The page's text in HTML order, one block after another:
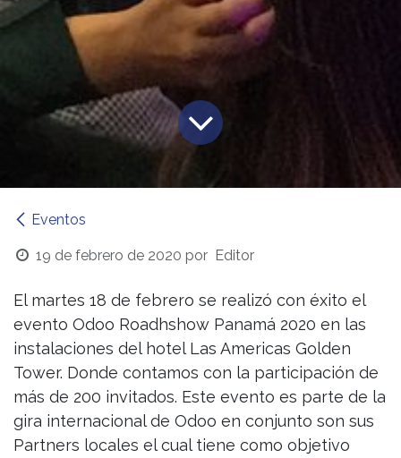
Eventos
19 de febrero de 2020 por Editor
El martes 18 de febrero se realizó con éxito el
evento Odoo Roadhshow Panamá 2020 en las
instalaciones del hotel Las Americas Golden
Tower. Donde contamos con la participación de
más de 200 invitados. Este evento es parte de la
gira internacional de Odoo en conjunto son sus
Partners locales el cual tiene como objetivo